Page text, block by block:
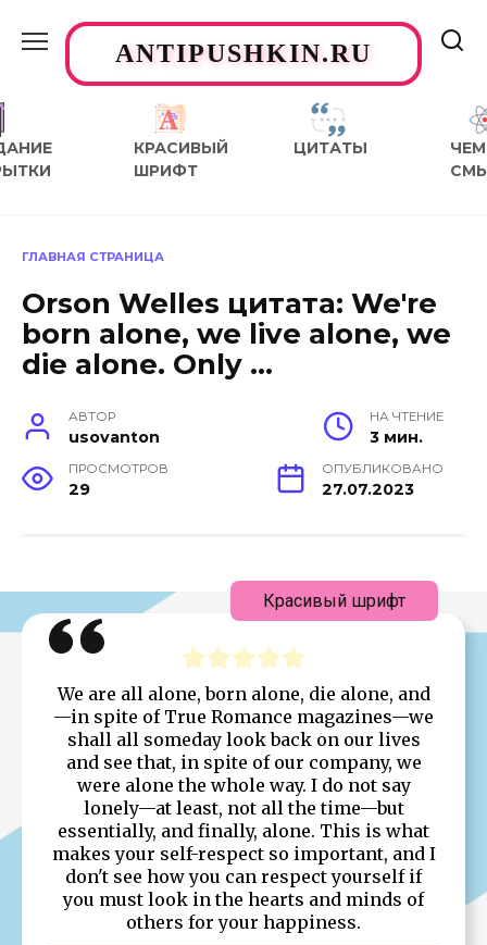
содержаниюANTIPUSHKIN.RU
КРАСИВЫЙ
ШРИФТ
ЦИТАТЫ
ЧЕМ
ГЛАВНАЯ СТРАНИЦА
Orson Welles цитата: We're
born alone, we live alone, we
die alone. Only …
АВТОР
usovanton
НА ЧТЕНИЕ
3 мин.
ПРОСМОТРОВ
29
ОПУБЛИКОВАНО
27.07.2023
We are all alone, born alone, die alone, and
—in spite of True Romance magazines—we
shall all someday look back on our lives
and see that, in spite of our company, we
were alone the whole way. I do not say
lonely—at least, not all the time—but
essentially, and finally, alone. This is what
makes your self-respect so important, and I
don't see how you can respect yourself if
you must look in the hearts and minds of
others for your happiness.
Красивый шрифт